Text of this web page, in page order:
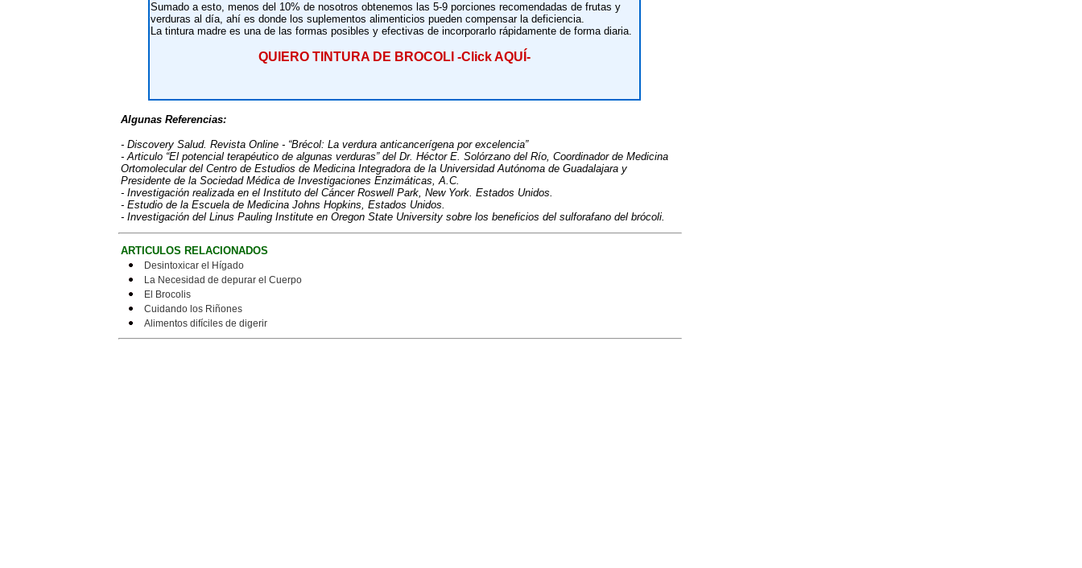
Sumado a esto, menos del 10% de nosotros obtenemos las 5-9 porciones recomendadas de frutas y
verduras al día, ahí es donde los suplementos alimenticios pueden compensar la deficiencia.
La tintura madre es una de las formas posibles y efectivas de incorporarlo rápidamente de forma diaria.
QUIERO TINTURA DE BROCOLI -Click AQUÍ-
Algunas Referencias:
- Discovery Salud. Revista Online - “Brécol: La verdura anticancerígena por excelencia”
- Articulo “El potencial terapéutico de algunas verduras” del Dr. Héctor E. Solórzano del Río, Coordinador de Medicina
Ortomolecular del Centro de Estudios de Medicina Integradora de la Universidad Autónoma de Guadalajara y
Presidente de la Sociedad Médica de Investigaciones Enzimáticas, A.C.
- Investigación realizada en el Instituto del Cáncer Roswell Park, New York. Estados Unidos.
- Estudio de la Escuela de Medicina Johns Hopkins, Estados Unidos.
- Investigación del Linus Pauling Institute en Oregon State University sobre los beneficios del sulforafano del brócoli.
ARTICULOS RELACIONADOS
Desintoxicar el Hígado
La Necesidad de depurar el Cuerpo
El Brocolis
Cuidando los Riñones
Alimentos difíciles de digerir